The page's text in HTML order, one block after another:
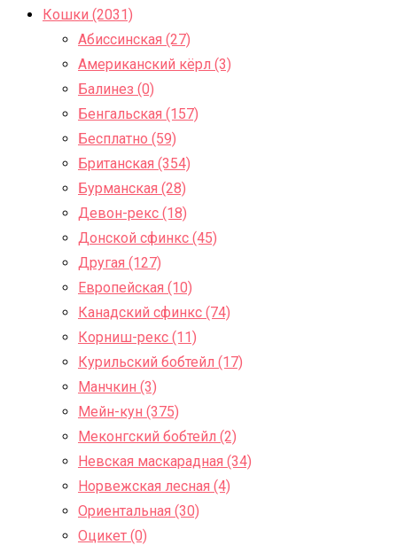
Кошки (2031)
Абиссинская (27)
Американский кёрл (3)
Балинез (0)
Бенгальская (157)
Бесплатно (59)
Британская (354)
Бурманская (28)
Девон-рекс (18)
Донской сфинкс (45)
Другая (127)
Европейская (10)
Канадский сфинкс (74)
Корниш-рекс (11)
Курильский бобтейл (17)
Манчкин (3)
Мейн-кун (375)
Меконгский бобтейл (2)
Невская маскарадная (34)
Норвежская лесная (4)
Ориентальная (30)
Оцикет (0)